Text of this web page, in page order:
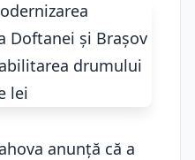
anunţă că a